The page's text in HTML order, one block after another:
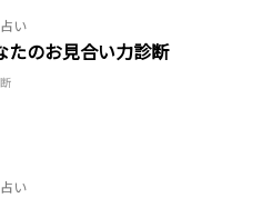
い
たのお見合い力診断
い